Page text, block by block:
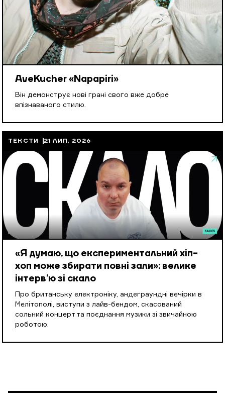
AveKucher «Napapiri»
Він демонструє нові грані свого вже добре
впізнаваного стилю.
ТЕКСТИ 21 ЛИП, 2026
«Я думаю, що експериментальний хіп-
хоп може збирати повні зали»: велике
інтерв’ю зі скало
Про британську електроніку, андеграундні вечірки в
Мелітополі, виступи з лайв-бендом, скасований
сольний концерт та поєднання музики зі звичайною
роботою.